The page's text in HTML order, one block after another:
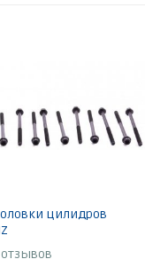
цилидров